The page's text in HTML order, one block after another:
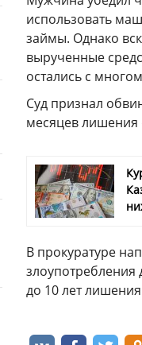
использовать
займы. Однако
вырученные
остались с
Суд признал
месяцев лишения
В прокуратуре
злоупотребления
до 10 лет